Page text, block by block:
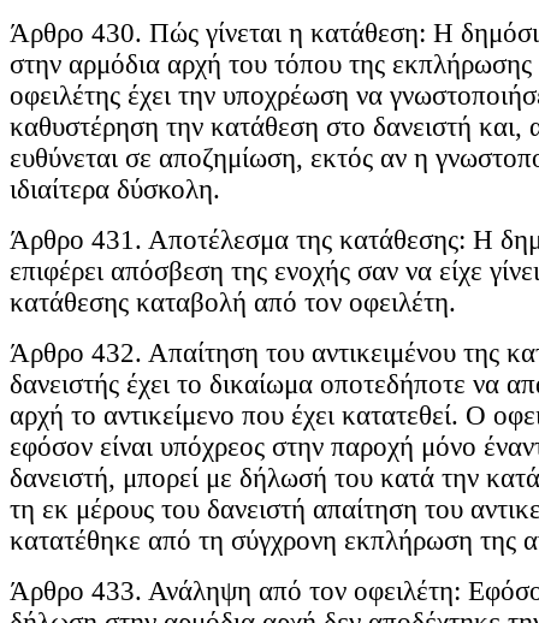
Άρθρο 430. Πώς γίνεται η κατάθεση: Η
στην αρμόδια αρχή του τόπου της
οφειλέτης έχει την υποχρέωση να
καθυστέρηση την κατάθεση στο δανειστή και,
ευθύνεται σε αποζημίωση, εκτός αν η
ιδιαίτερα δύσκολη.
Άρθρο 431. Αποτέλεσμα της κατάθεσης: Η
επιφέρει απόσβεση της ενοχής σαν να είχε
κατάθεσης καταβολή από τον οφειλέτη.
Άρθρο 432. Απαίτηση του αντικειμένου της
δανειστής έχει το δικαίωμα οποτεδήποτε να
αρχή το αντικείμενο που έχει κατατεθεί. Ο
εφόσον είναι υπόχρεος στην παροχή μόνο
δανειστή, μπορεί με δήλωσή του κατά την
τη εκ μέρους του δανειστή απαίτηση του
κατατέθηκε από τη σύγχρονη εκπλήρωση της
Άρθρο 433. Ανάληψη από τον οφειλέτη: